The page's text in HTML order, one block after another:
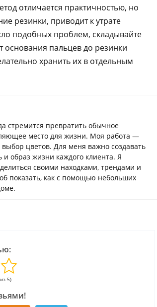
отличается практичностью, но
резинки, приводит к утрате
подобных проблем, складывайте
основания пальцев до резинки
хранить их в отдельным
стремится превратить обычное
место для жизни. Моя работа —
цветов. Для меня важно создавать
и образ жизни каждого клиента. Я
своими находками, трендами и
показать, как с помощью небольших
5)